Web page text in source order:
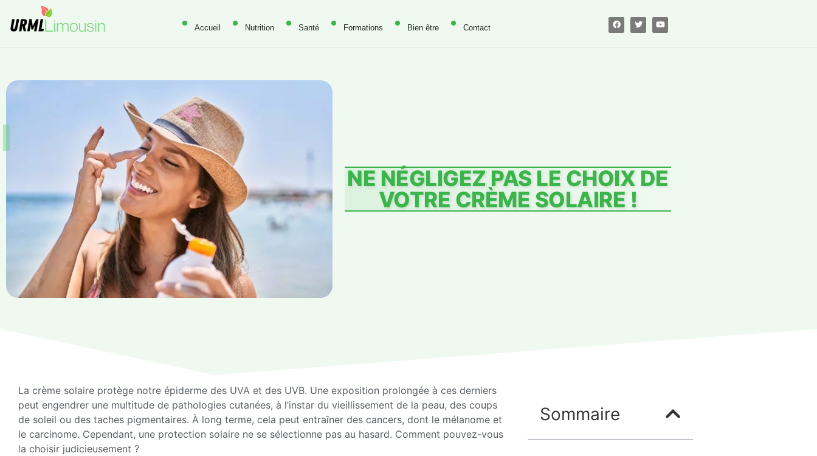
Accueil Nutrition Santé Formations Bien être Contact
NE NÉGLIGEZ PAS LE CHOIX DE
VOTRE CRÈME SOLAIRE !
La crème solaire protège notre épiderme des UVA et des UVB. Une exposition prolongée à ces derniers
peut engendrer une multitude de pathologies cutanées, à l’instar du vieillissement de la peau, des coups
de soleil ou des taches pigmentaires. À long terme, cela peut entraîner des cancers, dont le mélanome et
le carcinome. Cependant, une protection solaire ne se sélectionne pas au hasard. Comment pouvez-vous
la choisir judicieusement ?
Sommaire